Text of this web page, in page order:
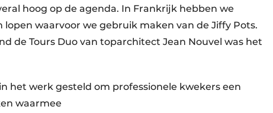
hoog op de agenda. In Frankrijk hebben we
waarvoor we gebruik maken van de Jiffy Pots.
de Tours Duo van toparchitect Jean Nouvel was het
het werk gesteld om professionele kwekers een
waarmee